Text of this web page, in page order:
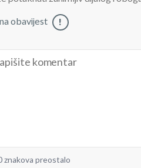
obavijest !
znakova preostalo